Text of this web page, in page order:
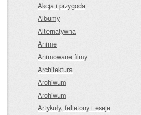
Akcja i przygoda
Albumy
Alternatywna
Anime
Animowane filmy
Architektura
Archiwum
Archiwum
Artykuły, felietony i eseje